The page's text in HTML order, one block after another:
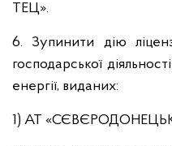
ТЕЦ».
6. Зупинити дію
господарської
енергії, виданих:
1) АТ